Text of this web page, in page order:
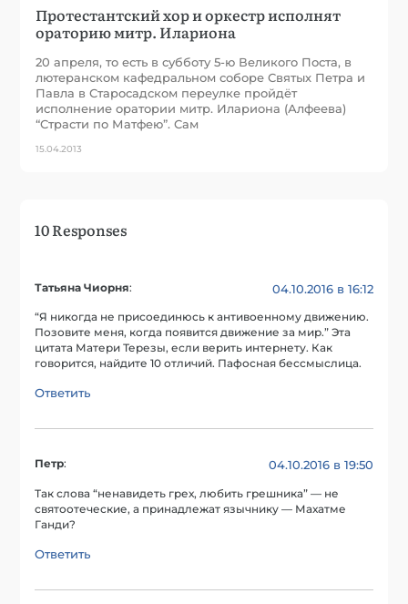
Протестантский хор и оркестр исполнят
ораторию митр. Илариона
20 апреля, то есть в субботу 5-ю Великого Поста, в
лютеранском кафедральном соборе Святых Петра и
Павла в Старосадском переулке пройдёт
исполнение оратории митр. Илариона (Алфеева)
“Страсти по Матфею”. Сам
15.04.2013
10 Responses
Татьяна Чиорня: 04.10.2016 в 16:12
“Я никогда не присоединюсь к антивоенному движению.
Позовите меня, когда появится движение за мир.” Эта
цитата Матери Терезы, если верить интернету. Как
говорится, найдите 10 отличий. Пафосная бессмыслица.
Ответить
Петр: 04.10.2016 в 19:50
Так слова “ненавидеть грех, любить грешника” — не
святоотеческие, а принадлежат язычнику — Махатме
Ганди?
Ответить